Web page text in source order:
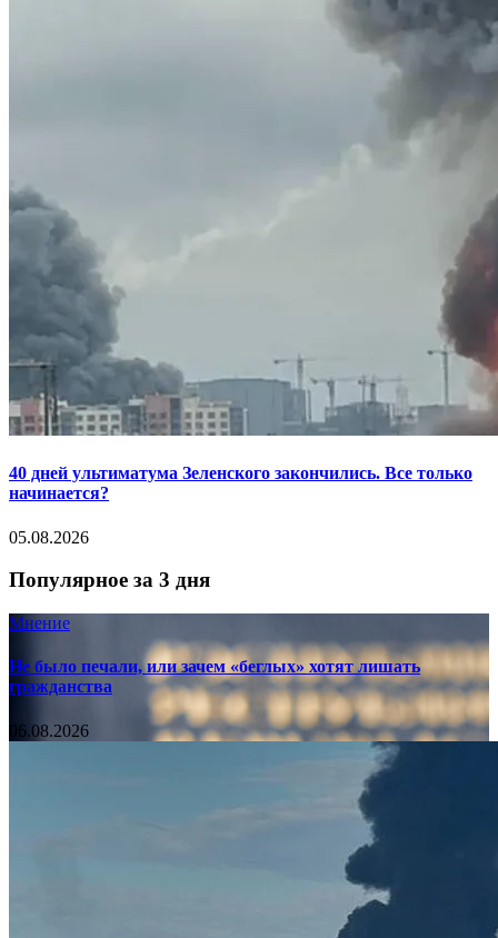
40 дней ультиматума Зеленского закончились. Все только
начинается?
05.08.2026
Популярное за 3 дня
Мнение
Не было печали, или зачем «беглых» хотят лишать
гражданства
06.08.2026